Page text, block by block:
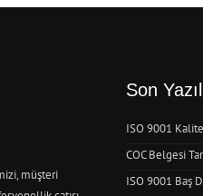
müşteri
Son
ISO 9001
COC Belgesi
ISO 9001 Baş